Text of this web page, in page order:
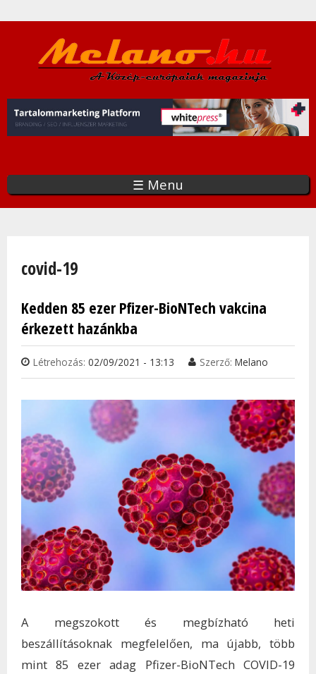
a
tartalomra
☰ Menu
covid-19
Kedden 85 ezer Pfizer-BioNTech vakcina
érkezett hazánkba
Létrehozás: 02/09/2021 - 13:13 Szerző: Melano
A megszokott és megbízható heti
beszállításoknak megfelelően, ma újabb, több
mint 85 ezer adag Pfizer-BioNTech COVID-19